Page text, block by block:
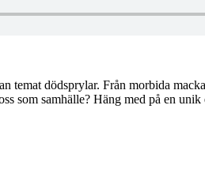
temat dödsprylar. Från morbida
som samhälle? Häng med på en